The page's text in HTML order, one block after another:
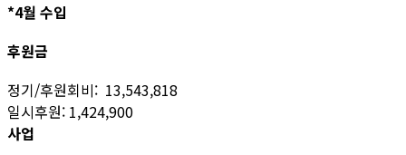
*4월 수입
후원금
정기/후원회비: 13,543,818
일시후원: 1,424,900
사업